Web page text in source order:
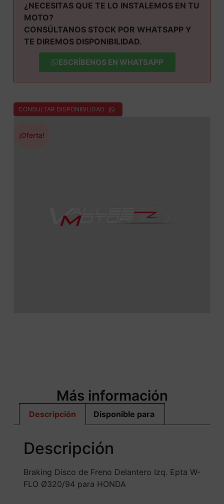
¿NECESITAS QUE TE LO INSTALEMOS EN TU
MOTO?
CONSÚLTANOS STOCK POR WHATSAPP Y
TE DIREMOS DISPONIBILIDAD.
ESCRÍBENOS EN WHATSAPP
CONSULTAR DISPONIBILIDAD
¡Oferta!
Más información
Descripción Disponible para
Descripción
Braking Disco de Freno Delantero Izq. Epta W-
FLO Ø320/94 para HONDA